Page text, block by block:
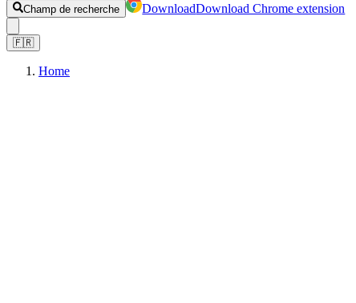
Champ de recherche DownloadDownload Chrome extension
🇫🇷
Home